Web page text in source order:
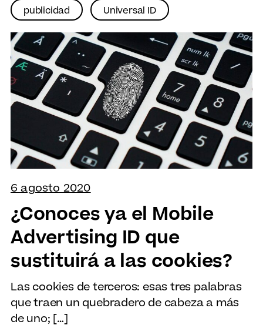
publicidad Universal ID
6 agosto 2020
¿Conoces ya el Mobile
Advertising ID que
sustituirá a las cookies?
Las cookies de terceros: esas tres palabras
que traen un quebradero de cabeza a más
de uno; […]